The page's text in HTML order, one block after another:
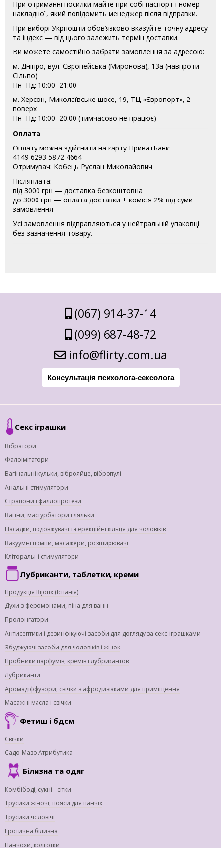
При отриманні посилки майте при собі паспорт і номер
накладної, який повідомить менеджер після відправки.
При виборі Укрпошти обов’язково вказуйте точну адресу
та індекс — від цього залежить термін доставки.
Ви можете самостійно забрати замовлення за адресою:
м. Дніпро, вул. Європейська (Миронова), 13а (навпроти
Сільпо)
Пн–Нд: 10:00–21:00
м. Херсон, Миколаївське шосе, 19, ТЦ «Європорт», 2
поверх
Пн–Нд: 10:00–20:00 (тимчасово не працює)
Оплата
Оплату можна здійснити на карту ПриватБанк:
4149 6293 5872 4664
Отримувач: Кобець Руслан Миколайович
Післяплата:
від 3000 грн — доставка безкоштовна
до 3000 грн — оплата доставки + комісія 2% від суми
замовлення
Усі замовлення відправляються у нейтральній упаковці
без зазначення товару.
(067) 914-37-14
(099) 687-48-72
info@flirty.com.ua
Консультація психолога-сексолога
Секс іграшки
Вібратори
Фалоімітатори
Вагінальні кульки, віброяйце, вібропулі
Анальні стимулятори
Страпони і фаллопротези
Вагіни, мастурбатори і ляльки
Насадки, подовжувачі та ерекційні кільця для чоловіків
Вакуумні помпи, масажери, розширювачі
Кліторальні стимулятори
Лубриканти, таблетки, креми
Продукція Bijoux (Іспанія)
Духи з феромонами, піна для ванн
Пролонгатори
Антисептики і дезинфікуючі засоби для догляду за секс-іграшками
Збуджуючі засоби для чоловіків і жінок
Пробники парфумів, кремів і лубрикантов
Лубриканти
Аромадіффузори, свічки з афродизіаками для приміщення
Масажні масла і свічки
Фетиш і бдсм
Свічки
Садо-Мазо Атрибутика
Білизна та одяг
Комбібоді, сукні - сітки
Трусики жіночі, пояси для панчіх
Трусики чоловічі
Еротична білизна
Панчохи, колготки